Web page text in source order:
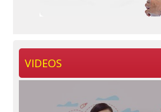
VIDEOS